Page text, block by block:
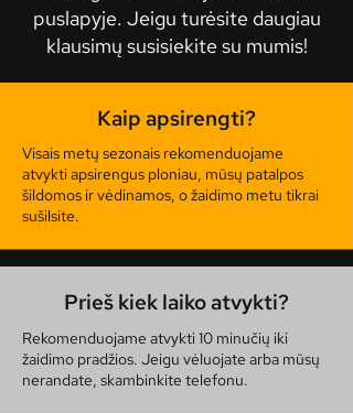
puslapyje. Jeigu turėsite daugiau
klausimų susisiekite su mumis!
Kaip apsirengti?
Visais metų sezonais rekomenduojame
atvykti apsirengus ploniau, mūsų patalpos
šildomos ir vėdinamos, o žaidimo metu tikrai
sušilsite.
Prieš kiek laiko atvykti?
Rekomenduojame atvykti 10 minučių iki
žaidimo pradžios. Jeigu vėluojate arba mūsų
nerandate, skambinkite telefonu.